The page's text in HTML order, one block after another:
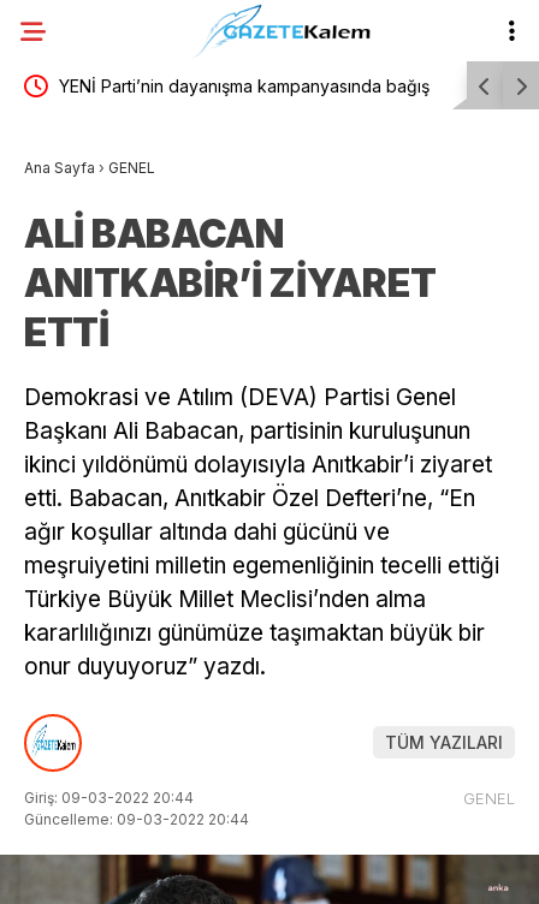
YENİ Parti’nin dayanışma kampanyasında bağış
Ana Sayfa › GENEL
ALİ BABACAN
ANITKABİR’İ ZİYARET
ETTİ
Demokrasi ve Atılım (DEVA) Partisi Genel
Başkanı Ali Babacan, partisinin kuruluşunun
ikinci yıldönümü dolayısıyla Anıtkabir’i ziyaret
etti. Babacan, Anıtkabir Özel Defteri’ne, “En
ağır koşullar altında dahi gücünü ve
meşruiyetini milletin egemenliğinin tecelli ettiği
Türkiye Büyük Millet Meclisi’nden alma
kararlılığınızı günümüze taşımaktan büyük bir
onur duyuyoruz” yazdı.
TÜM YAZILARI
Giriş: 09-03-2022 20:44
Güncelleme: 09-03-2022 20:44
GENEL